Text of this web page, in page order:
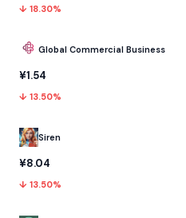
↓ 18.30%
Global Commercial Business
¥1.54
↓ 13.50%
Siren
¥8.04
↓ 13.50%